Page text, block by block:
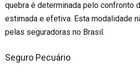
quebra é determinada pelo confronto
estimada e efetiva. Esta modalidade
pelas seguradoras no Brasil.
Seguro Pecuário